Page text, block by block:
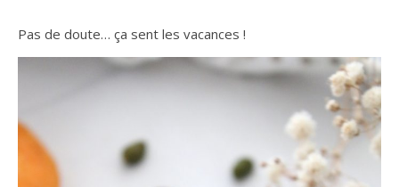
Pas de doute… ça sent les vacances !